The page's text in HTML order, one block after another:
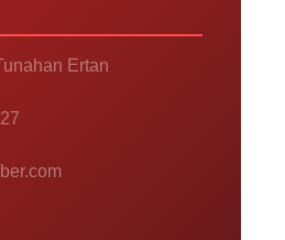
Ertan